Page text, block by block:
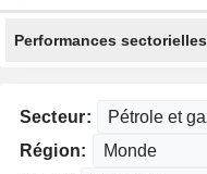
Performances sectorielles
Secteur:
Région: